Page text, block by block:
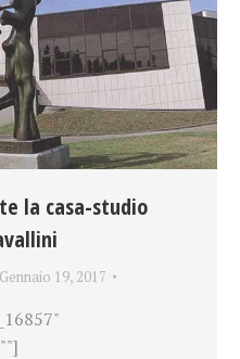
la casa-studio
Gennaio 19, 2017